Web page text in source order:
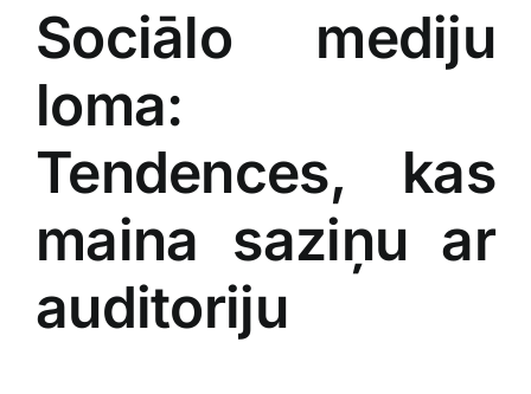
Sociālo mediju
loma:
Tendences, kas
maina‌ saziņu ⁣ar
auditoriju